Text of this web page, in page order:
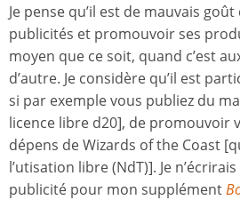
Je pense qu’il est de mauvais
publicités et promouvoir ses
moyen que ce soit, quand c’est
d’autre. Je considère qu’il est
si par exemple vous publiez du
licence libre d20], de promouvoir
dépens de Wizards of the Coast
l’utisation libre (NdT)]. Je
publicité pour mon supplément